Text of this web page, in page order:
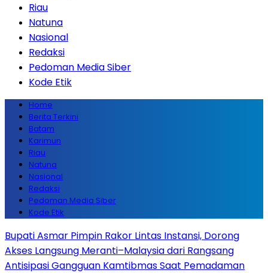
Riau
Natuna
Nasional
Redaksi
Pedoman Media Siber
Kode Etik
Home
Berita Terkini
Batam
Karimun
Riau
Natuna
Nasional
Redaksi
Pedoman Media Siber
Kode Etik
Bupati Asmar Pimpin Rakor Lintas Instansi, Dorong
Akses Langsung Meranti–Malaysia dari Rangsang
Antisipasi Gangguan Kamtibmas Saat Pemadaman